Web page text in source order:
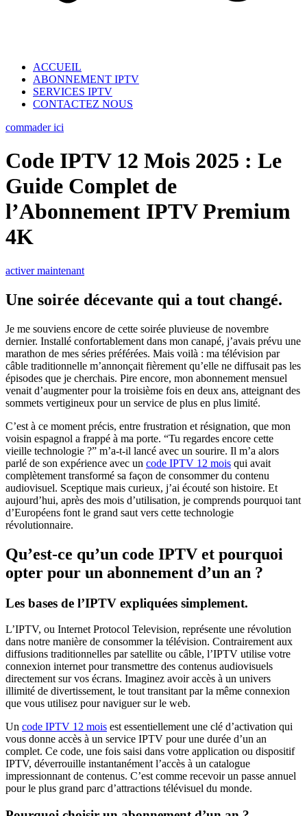
ACCUEIL
ABONNEMENT IPTV
SERVICES IPTV
CONTACTEZ NOUS
commader ici
Code IPTV 12 Mois 2025 : Le
Guide Complet de
l’Abonnement IPTV Premium
4K
activer maintenant
Une soirée décevante qui a tout changé.
Je me souviens encore de cette soirée pluvieuse de novembre
dernier. Installé confortablement dans mon canapé, j’avais prévu une
marathon de mes séries préférées. Mais voilà : ma télévision par
câble traditionnelle m’annonçait fièrement qu’elle ne diffusait pas les
épisodes que je cherchais. Pire encore, mon abonnement mensuel
venait d’augmenter pour la troisième fois en deux ans, atteignant des
sommets vertigineux pour un service de plus en plus limité.
C’est à ce moment précis, entre frustration et résignation, que mon
voisin espagnol a frappé à ma porte. “Tu regardes encore cette
vieille technologie ?” m’a-t-il lancé avec un sourire. Il m’a alors
parlé de son expérience avec un code IPTV 12 mois qui avait
complètement transformé sa façon de consommer du contenu
audiovisuel. Sceptique mais curieux, j’ai écouté son histoire. Et
aujourd’hui, après des mois d’utilisation, je comprends pourquoi tant
d’Européens font le grand saut vers cette technologie
révolutionnaire.
Qu’est-ce qu’un code IPTV et pourquoi
opter pour un abonnement d’un an ?
Les bases de l’IPTV expliquées simplement.
L’IPTV, ou Internet Protocol Television, représente une révolution
dans notre manière de consommer la télévision. Contrairement aux
diffusions traditionnelles par satellite ou câble, l’IPTV utilise votre
connexion internet pour transmettre des contenus audiovisuels
directement sur vos écrans. Imaginez avoir accès à un univers
illimité de divertissement, le tout transitant par la même connexion
que vous utilisez pour naviguer sur le web.
Un code IPTV 12 mois est essentiellement une clé d’activation qui
vous donne accès à un service IPTV pour une durée d’un an
complet. Ce code, une fois saisi dans votre application ou dispositif
IPTV, déverrouille instantanément l’accès à un catalogue
impressionnant de contenus. C’est comme recevoir un passe annuel
pour le plus grand parc d’attractions télévisuel du monde.